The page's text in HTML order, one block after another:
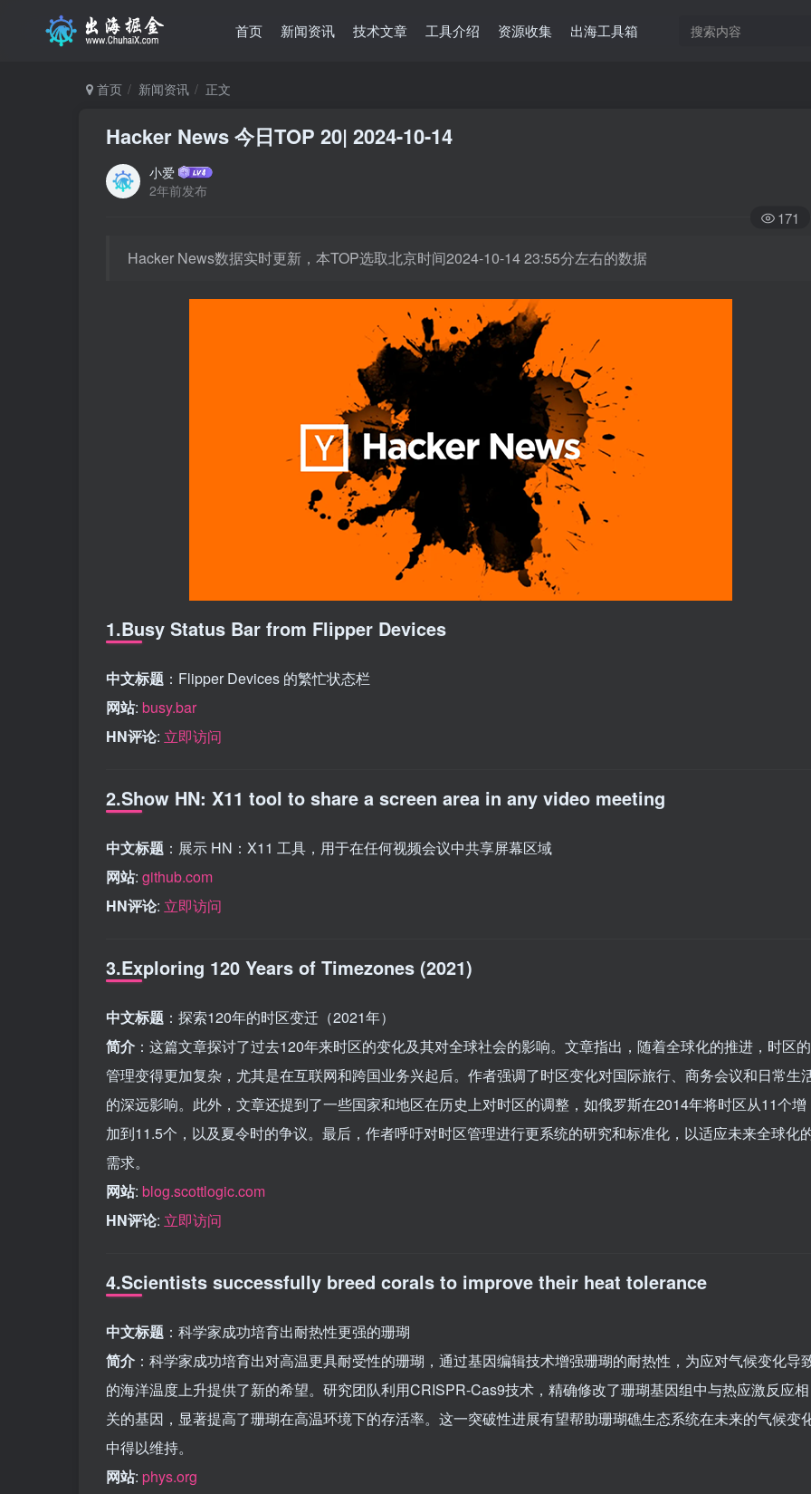
首页 新闻资讯 技术文章 工具介绍 资源收集 出海工具箱
首页 新闻资讯 正文
Hacker News 今日TOP 20| 2024-10-14
小爱
2年前发布
171
Hacker News数据实时更新，本TOP选取北京时间2024-10-14 23:55分左右的数据
1.Busy Status Bar from Flipper Devices
中文标题 ：Flipper Devices 的繁忙状态栏
网站: busy.bar
HN评论: 立即访问
2.Show HN: X11 tool to share a screen area in any video meeting
中文标题 ：展示 HN：X11 工具，用于在任何视频会议中共享屏幕区域
网站: github.com
HN评论: 立即访问
3.Exploring 120 Years of Timezones (2021)
中文标题 ：探索120年的时区变迁（2021年）
简介 ：这篇文章探讨了过去120年来时区的变化及其对全球社会的影响。文章指出，随着全球化的推进，时区的
管理变得更加复杂，尤其是在互联网和跨国业务兴起后。作者强调了时区变化对国际旅行、商务会议和日常生
的深远影响。此外，文章还提到了一些国家和地区在历史上对时区的调整，如俄罗斯在2014年将时区从11个增
加到11.5个，以及夏令时的争议。最后，作者呼吁对时区管理进行更系统的研究和标准化，以适应未来全球化
需求。
网站: blog.scottlogic.com
HN评论: 立即访问
4.Scientists successfully breed corals to improve their heat tolerance
中文标题 ：科学家成功培育出耐热性更强的珊瑚
简介 ：科学家成功培育出对高温更具耐受性的珊瑚，通过基因编辑技术增强珊瑚的耐热性，为应对气候变化导
的海洋温度上升提供了新的希望。研究团队利用CRISPR-Cas9技术，精确修改了珊瑚基因组中与热应激反应相
关的基因，显著提高了珊瑚在高温环境下的存活率。这一突破性进展有望帮助珊瑚礁生态系统在未来的气候变
中得以维持。
网站: phys.org